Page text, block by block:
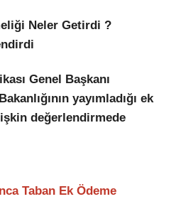
TikTok
Dribbble
Neler Getirdi ?
Genel Başkanı
yayımladığı ek
değerlendirmede
Taban Ek Ödeme